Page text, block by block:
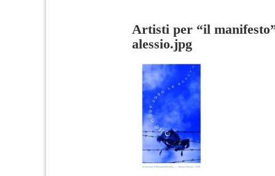
Artisti per “il
alessio.jpg